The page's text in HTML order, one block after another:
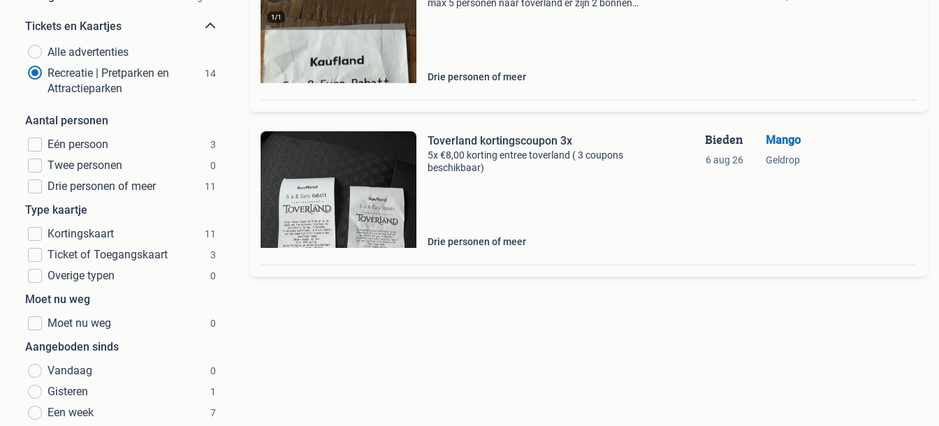
Tickets en Kaartjes
Alle advertenties
Recreatie | Pretparken en
Attractieparken
14
Aantal personen
Eén persoon
3
Twee personen 0
Drie personen of meer 11
Type kaartje
Kortingskaart
11
Ticket of Toegangskaart 3
Overige typen 0
Moet nu weg
Moet nu weg
0
Aangeboden sinds
Vandaag
0
Gisteren 1
Een week 7
max 5 personen naar toverland er zijn 2 bonnen
Drie personen of meer
Toverland kortingscoupon 3x
5x €8,00 korting entree toverland ( 3 coupons
beschikbaar)
Drie personen of meer
Bieden
6 aug 26
Mango
Geldrop